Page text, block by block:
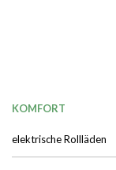
KOMFORT
elektrische Rollläden